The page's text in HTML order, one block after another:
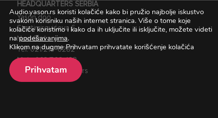
HEADQUARTERS SERBIA
Yason doo
Stratimirovićeva 6,
Novi Sad
Tel:021/215-6282
Mob:
063/562-168
Email:office@yason.rs
Audio.yason.rs koristi kolačiće kako bi pružio najbolje iskustvo
svakom korisniku naših internet stranica. Više o tome koje
kolačiće koristimo i kako da ih uključite ili isključite, možete videti
napodešavanjima.
Klikom na dugme Prihvatam prihvatate korišćenje kolačića
Prihvatam